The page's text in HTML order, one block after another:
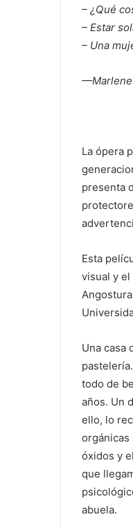
– ¿Qué
– Estar
– Una
—Marlene
La ópera
presenta
Esta
visual y el
Una casa
todo de
años. Un
ello, lo
orgánicas
óxidos y
que
abuela.